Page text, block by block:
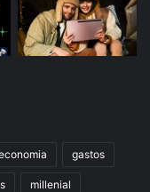
gastos
millenial